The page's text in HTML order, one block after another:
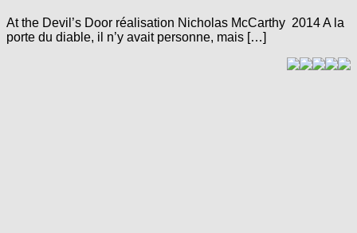
At the Devil’s Door réalisation Nicholas McCarthy 2014 A la
porte du diable, il n’y avait personne, mais […]